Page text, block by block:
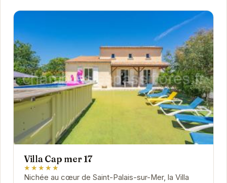
Villa Cap mer 17
★★★★★
Nichée au cœur de Saint-Palais-sur-Mer, la Villa